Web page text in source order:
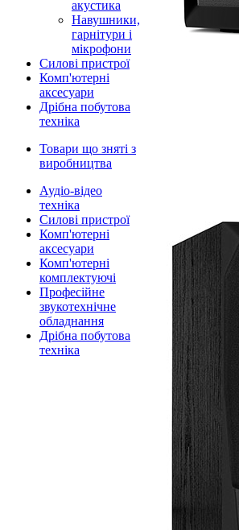
акустика
Навушники,
гарнітури і
мікрофони
Силові пристрої
Комп'ютерні
аксесуари
Дрібна побутова
техніка
Товари що зняті з
виробництва
Аудіо-відео
техніка
Силові пристрої
Комп'ютерні
аксесуари
Комп'ютерні
комплектуючі
Професійне
звукотехнічне
обладнання
Дрібна побутова
техніка